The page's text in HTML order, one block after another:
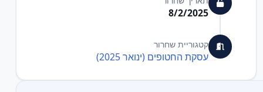
8/2/2025
קטגוריית שחרור
עסקת החטופים (ינואר 2025)